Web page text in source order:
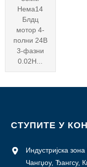
Нема14
Блдц
мотор 4-
полни 24В
3-фазни
0.02Н...
СТУПИТЕ У
Индустријска
Чангџоу, Ђангсу,